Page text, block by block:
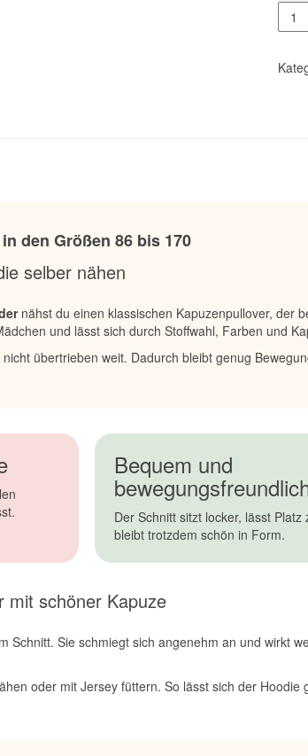
den Größen 86 bis 170
selber nähen
nähst du einen klassischen Kapuzenpullover, der
und lässt sich durch Stoffwahl, Farben und
übertrieben weit. Dadurch bleibt genug
Bequem und
Der Schnitt sitzt locker, lässt Platz
bleibt trotzdem schön in Form.
mit schöner Kapuze
Schnitt. Sie schmiegt sich angenehm an und wirkt
oder mit Jersey füttern. So lässt sich der